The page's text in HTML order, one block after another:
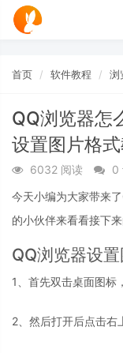
首页 软件教程 浏
QQ浏览器怎
设置图片格
6032 阅读 0
今天小编为大家带来
的小伙伴来看看接下
QQ浏览器设
1、首先双击桌面图标
2、然后打开后点击右